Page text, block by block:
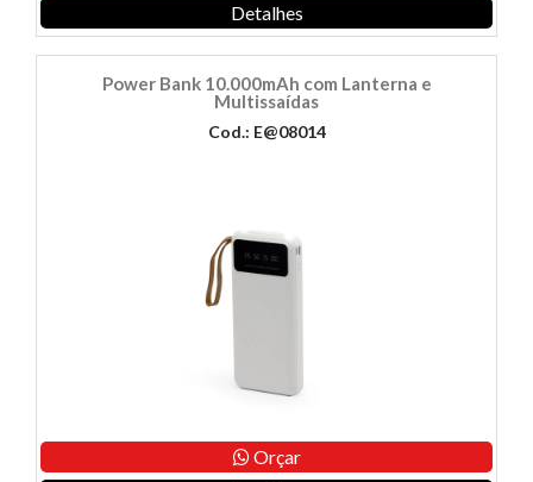
Detalhes
Power Bank 10.000mAh com Lanterna e
Multissaídas
Cod.: E@08014
Orçar